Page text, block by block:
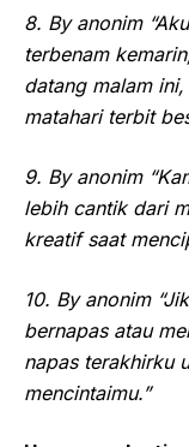
8. By anonim
terbenam
datang malam
matahari terbit
9. By anonim
lebih cantik dari
kreatif saat
10. By anonim
bernapas atau
napas terakhirku
mencintaimu.”